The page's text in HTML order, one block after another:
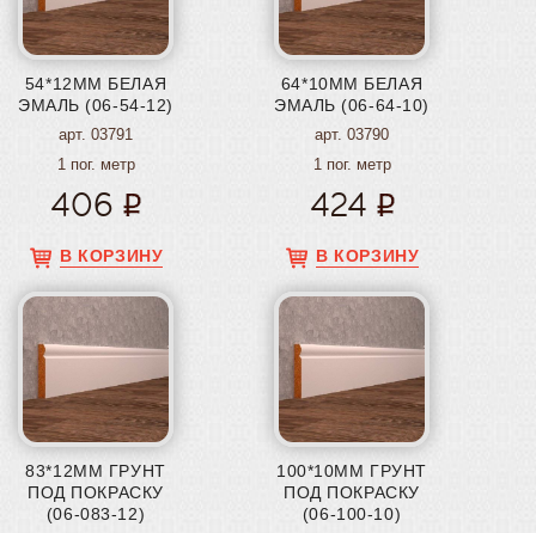
54*12ММ БЕЛАЯ
ЭМАЛЬ (06-54-12)
арт. 03791
1 пог. метр
406
В КОРЗИНУ
64*10ММ БЕЛАЯ
ЭМАЛЬ (06-64-10)
арт. 03790
1 пог. метр
424
В КОРЗИНУ
83*12ММ ГРУНТ
ПОД ПОКРАСКУ
(06-083-12)
100*10ММ ГРУНТ
ПОД ПОКРАСКУ
(06-100-10)